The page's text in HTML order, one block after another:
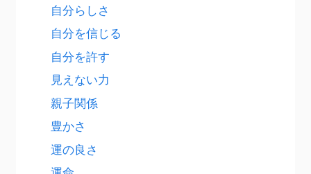
自分らしさ
自分を信じる
自分を許す
見えない力
親子関係
豊かさ
運の良さ